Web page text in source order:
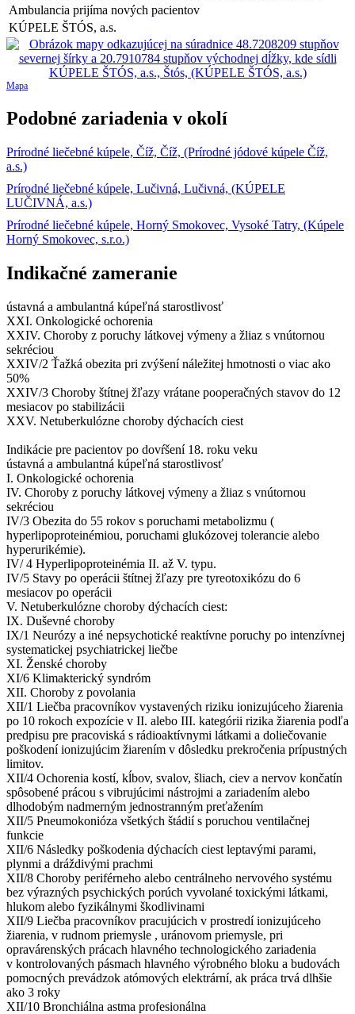
Ambulancia prijíma nových pacientov
KÚPELE ŠTÓS, a.s.
Mapa
Podobné zariadenia v okolí
Prírodné liečebné kúpele, Číž, Číž, (Prírodné jódové kúpele Číž,
a.s.)
Prírodné liečebné kúpele, Lučivná, Lučivná, (KÚPELE
LUČIVNÁ, a.s.)
Prírodné liečebné kúpele, Horný Smokovec, Vysoké Tatry, (Kúpele
Horný Smokovec, s.r.o.)
Indikačné zameranie
ústavná a ambulantná kúpeľná starostlivosť
XXI. Onkologické ochorenia
XXIV. Choroby z poruchy látkovej výmeny a žliaz s vnútornou
sekréciou
XXIV/2 Ťažká obezita pri zvýšení náležitej hmotnosti o viac ako
50%
XXIV/3 Choroby štítnej žľazy vrátane pooperačných stavov do 12
mesiacov po stabilizácii
XXV. Netuberkulózne choroby dýchacích ciest
Indikácie pre pacientov po dovŕšení 18. roku veku
ústavná a ambulantná kúpeľná starostlivosť
I. Onkologické ochorenia
IV. Choroby z poruchy látkovej výmeny a žliaz s vnútornou
sekréciou
IV/3 Obezita do 55 rokov s poruchami metabolizmu (
hyperlipoproteinémiou, poruchami glukózovej tolerancie alebo
hyperurikémie).
IV/ 4 Hyperlipoproteinémia II. až V. typu.
IV/5 Stavy po operácii štítnej žľazy pre tyreotoxikózu do 6
mesiacov po operácii
V. Netuberkulózne choroby dýchacích ciest:
IX. Duševné choroby
IX/1 Neurózy a iné nepsychotické reaktívne poruchy po intenzívnej
systematickej psychiatrickej liečbe
XI. Ženské choroby
XI/6 Klimakterický syndróm
XII. Choroby z povolania
XII/1 Liečba pracovníkov vystavených riziku ionizujúceho žiarenia
po 10 rokoch expozície v II. alebo III. kategórii rizika žiarenia podľa
predpisu pre pracoviská s rádioaktívnymi látkami a doliečovanie
poškodení ionizujúcim žiarením v dôsledku prekročenia prípustných
limitov.
XII/4 Ochorenia kostí, kĺbov, svalov, šliach, ciev a nervov končatín
spôsobené prácou s vibrujúcimi nástrojmi a zariadením alebo
dlhodobým nadmerným jednostranným preťažením
XII/5 Pneumokonióza všetkých štádií s poruchou ventilačnej
funkcie
XII/6 Následky poškodenia dýchacích ciest leptavými parami,
plynmi a dráždivými prachmi
XII/8 Choroby periférneho alebo centrálneho nervového systému
bez výrazných psychických porúch vyvolané toxickými látkami,
hlukom alebo fyzikálnymi škodlivinami
XII/9 Liečba pracovníkov pracujúcich v prostredí ionizujúceho
žiarenia, v rudnom priemysle , uránovom priemysle, pri
opravárenských prácach hlavného technologického zariadenia
v kontrolovaných pásmach hlavného výrobného bloku a budovách
pomocných prevádzok atómových elektrární, ak práca trvá dlhšie
ako 3 roky
XII/10 Bronchiálna astma profesionálna